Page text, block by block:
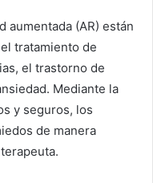
aumentada (AR) están
tratamiento de
el trastorno de
Mediante la
y seguros, los
de manera